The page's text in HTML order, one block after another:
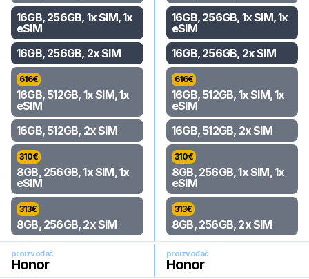
16GB, 256GB, 1x SIM, 1x
eSIM
16GB, 256GB, 2x SIM
616€
16GB, 512GB, 1x SIM, 1x
eSIM
16GB, 512GB, 2x SIM
310€
8GB, 256GB, 1x SIM, 1x
eSIM
313€
8GB, 256GB, 2x SIM
16GB, 256GB, 1x SIM, 1x
eSIM
16GB, 256GB, 2x SIM
616€
16GB, 512GB, 1x SIM, 1x
eSIM
16GB, 512GB, 2x SIM
310€
8GB, 256GB, 1x SIM, 1x
eSIM
313€
8GB, 256GB, 2x SIM
proizvođač
Honor
proizvođač
Honor